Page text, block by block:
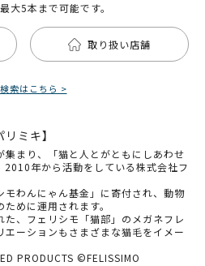
大5本まで可能です。
取り扱い店舗
索はこちら >
ミキ】
集まり、「猫と人とがともにしあわせ
2010年から活動をしている株式会社フ
モわんにゃん基金」に寄付され、動物
めに運用されます。
、フェリシモ「猫部」のメガネフレ
ーションもさまざまな猫毛をイメー
PRODUCTS ©FELISSIMO